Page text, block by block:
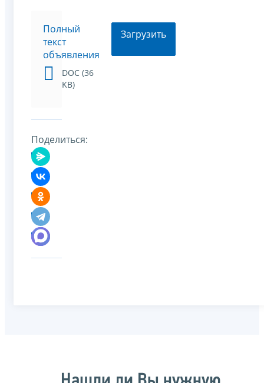
Полный
текст
объявления
DOC (36
KB)
Загрузить
Поделиться: